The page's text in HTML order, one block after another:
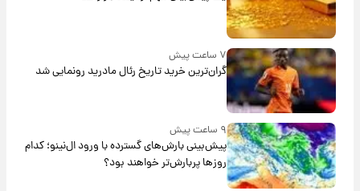
۷ ساعت پیش
گران‌ترین خرید تاریخ رئال مادرید رونمایی شد
۹ ساعت پیش
پیش‌بینی بارش‌های گسترده با ورود ال‌نینو؛ کدام
روزها پربارش‌تر خواهند بود؟